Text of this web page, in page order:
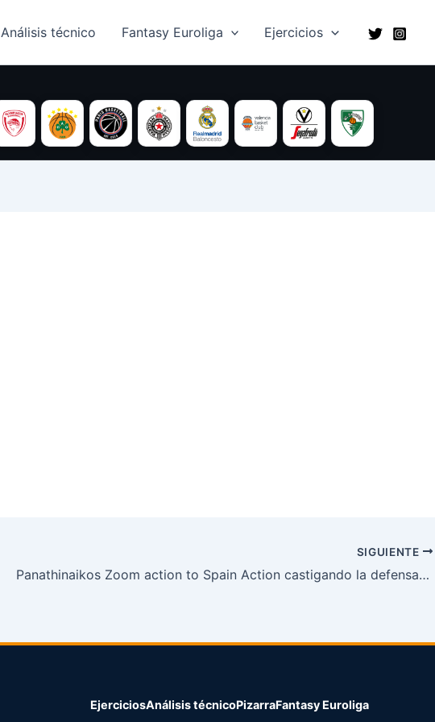
Análisis técnico​ Fantasy Euroliga Ejercicios
SIGUIENTE
Panathinaikos Zoom action to Spain Action castigando la defensa de cambios de @scout_Bluu
EjerciciosAnálisis técnicoPizarraFantasy Euroliga